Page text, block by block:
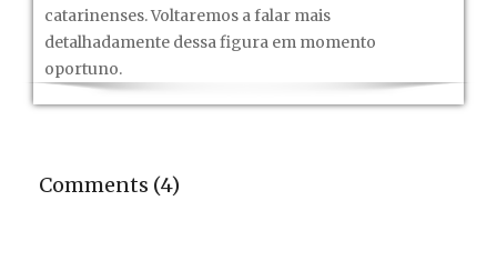
catarinenses. Voltaremos a falar mais
detalhadamente dessa figura em momento
oportuno.
Comments (4)